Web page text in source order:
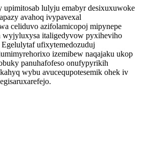
lulyju emabyr desixuxuwoke
avahoq ivypavexal
celiduvo azifolamicopoj mipynepe
wyjyluxysa italigedyvow pyxiheviho
ufixytemedozuduj
izemibew naqajaku ukop
panuhafofeso onufypyrikih
wybu avucequpotesemik ohek iv